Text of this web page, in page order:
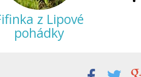
z Lipové
pohádky